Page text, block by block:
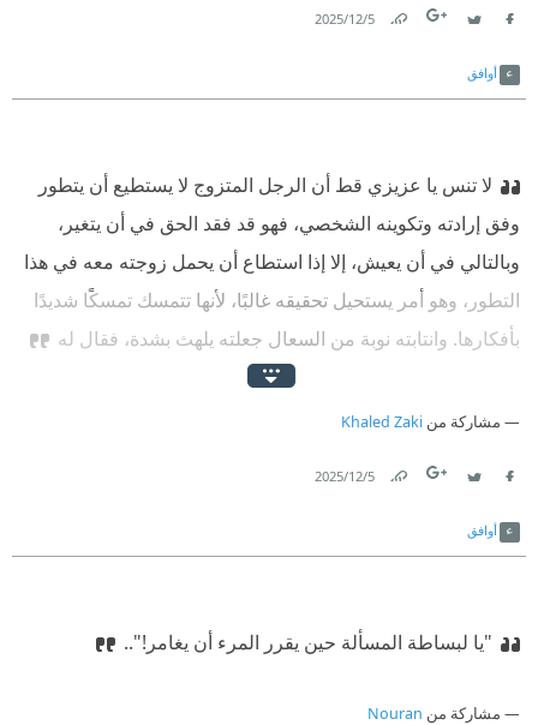
5‏/12‏/2025
أوافق
لا تنس يا عزيزي قط أن الرجل المتزوج لا يستطيع أن يتطور
وفق إرادته وتكوينه الشخصي، فهو قد فقد الحق في أن يتغير،
وبالتالي في أن يعيش، إلا إذا استطاع أن يحمل زوجته معه في هذا
التطور، وهو أمر يستحيل تحقيقه غالبًا، لأنها تتمسك تمسكًا شديدًا
بأفكارها.‏ ‫ ‏وانتابته نوبة من السعال جعلته يلهث بشدة، فقال له
مشاركة من Khaled Zaki
5‏/12‏/2025
أوافق
"يا لبساطة المسألة حين يقرر المرء أن يغامر!"..‏
مشاركة من Nouran